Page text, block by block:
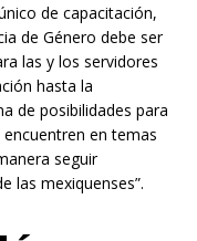
de capacitación,
de Género debe ser
las y los servidores
hasta la
de posibilidades para
en temas
seguir
las mexiquenses”.